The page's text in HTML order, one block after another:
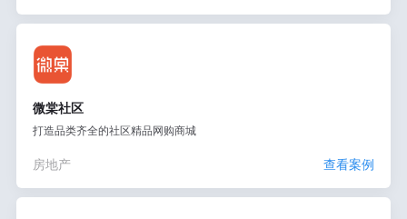
微棠社区
打造品类齐全的社区精品网购商城
房地产 查看案例